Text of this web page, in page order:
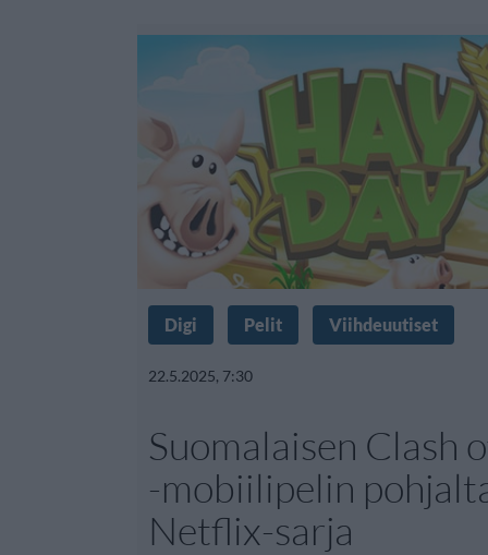
Digi Pelit Viihdeuutiset
22.5.2025, 7:30
Suomalaisen Clash
-mobiilipelin
Netflix-sarja